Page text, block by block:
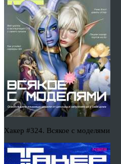
Хакер #324. Всякое с моделями